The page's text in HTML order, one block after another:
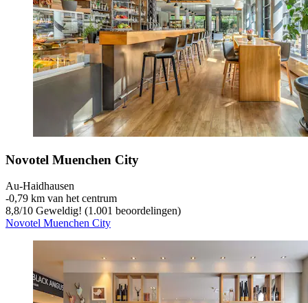
Novotel Muenchen City
Au-Haidhausen
‐0,79 km van het centrum
8,8/10 Geweldig! (1.001 beoordelingen)
Novotel Muenchen City